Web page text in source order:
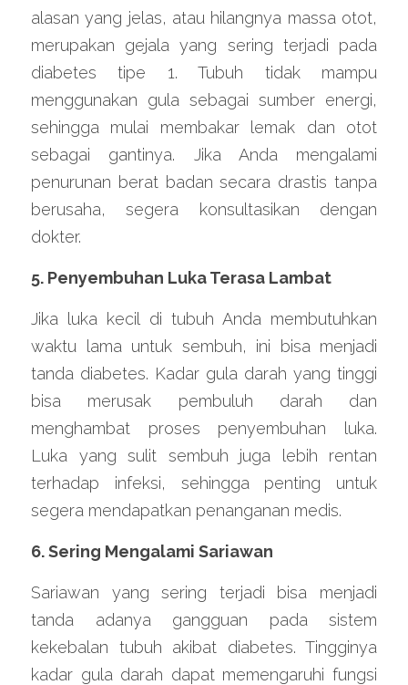
alasan yang jelas, atau hilangnya massa otot,
merupakan gejala yang sering terjadi pada
diabetes tipe 1. Tubuh tidak mampu
menggunakan gula sebagai sumber energi,
sehingga mulai membakar lemak dan otot
sebagai gantinya. Jika Anda mengalami
penurunan berat badan secara drastis tanpa
berusaha, segera konsultasikan dengan
dokter.
5. Penyembuhan Luka Terasa Lambat
Jika luka kecil di tubuh Anda membutuhkan
waktu lama untuk sembuh, ini bisa menjadi
tanda diabetes. Kadar gula darah yang tinggi
bisa merusak pembuluh darah dan
menghambat proses penyembuhan luka.
Luka yang sulit sembuh juga lebih rentan
terhadap infeksi, sehingga penting untuk
segera mendapatkan penanganan medis.
6. Sering Mengalami Sariawan
Sariawan yang sering terjadi bisa menjadi
tanda adanya gangguan pada sistem
kekebalan tubuh akibat diabetes. Tingginya
kadar gula darah dapat memengaruhi fungsi